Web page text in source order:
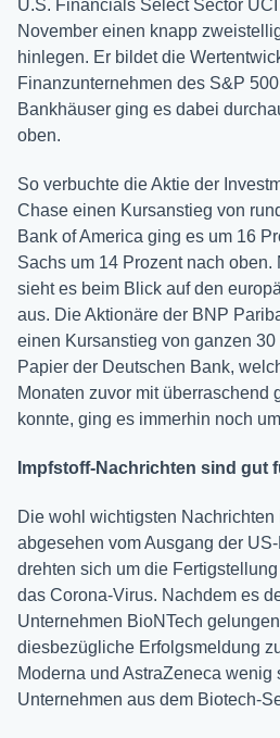
U.S. Financials Select Sector
November einen knapp
hinlegen. Er bildet die
Finanzunternehmen des S&P
Bankhäuser ging es dabei
oben.
So verbuchte die Aktie der
Chase einen Kursanstieg von
Bank of America ging es um 16
Sachs um 14 Prozent nach
sieht es beim Blick auf den
aus. Die Aktionäre der BNP
einen Kursanstieg von ganzen
Papier der Deutschen Bank,
Monaten zuvor mit überraschend
konnte, ging es immerhin noch
Impfstoff-Nachrichten sind gut
Die wohl wichtigsten Nachrichten
abgesehen vom Ausgang der
drehten sich um die
das Corona-Virus. Nachdem es
Unternehmen BioNTech
diesbezügliche Erfolgsmeldung
Moderna und AstraZeneca wenig
Unternehmen aus dem Biotech-